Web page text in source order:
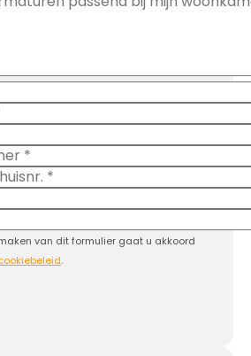
van dit formulier gaat u akkoord
.